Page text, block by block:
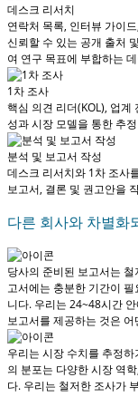
데스크 리서치
연락처 목록, 인터뷰 가이
신뢰할 수 있는 공개 출처
여 연구 목표에 부합하는
1차 조사
핵심 의견 리더(KOL), 업
성과 시장 모델을 통한 추
분석 및 보고서 작성
데스크 리서치와 1차 조사
보고서, 결론 및 권고안을
다른 회사와 차별화
당사의 준비된 보고서는
고서에는 충분한 기간이
니다. 우리는 24~48시간
보고서를 제공하는 것은
우리는 시장 수치를 추정
의 분포는 다양한 시장 역
다. 우리는 철저한 조사가